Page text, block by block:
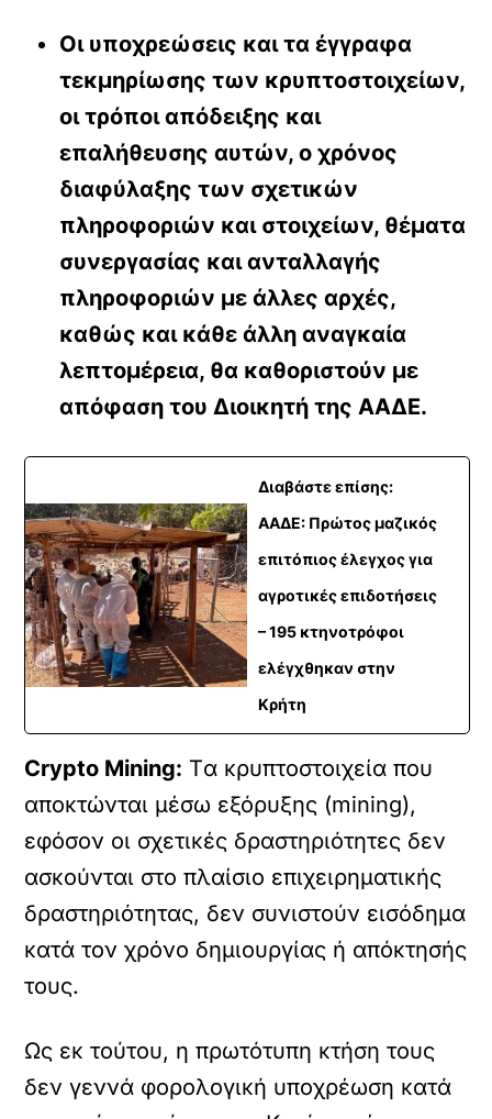
Οι υποχρεώσεις και τα έγγραφα
τεκμηρίωσης των κρυπτοστοιχείων,
οι τρόποι απόδειξης και
επαλήθευσης αυτών, ο χρόνος
διαφύλαξης των σχετικών
πληροφοριών και στοιχείων, θέματα
συνεργασίας και ανταλλαγής
πληροφοριών με άλλες αρχές,
καθώς και κάθε άλλη αναγκαία
λεπτομέρεια, θα καθοριστούν με
απόφαση του Διοικητή της ΑΑΔΕ.
Διαβάστε επίσης:
ΑΑΔΕ: Πρώτος μαζικός
επιτόπιος έλεγχος για
αγροτικές επιδοτήσεις
– 195 κτηνοτρόφοι
ελέγχθηκαν στην
Κρήτη
Crypto Mining: Tα κρυπτοστοιχεία που
αποκτώνται μέσω εξόρυξης (mining),
εφόσον οι σχετικές δραστηριότητες δεν
ασκούνται στο πλαίσιο επιχειρηματικής
δραστηριότητας, δεν συνιστούν εισόδημα
κατά τον χρόνο δημιουργίας ή απόκτησής
τους.
Ως εκ τούτου, η πρωτότυπη κτήση τους
δεν γεννά φορολογική υποχρέωση κατά